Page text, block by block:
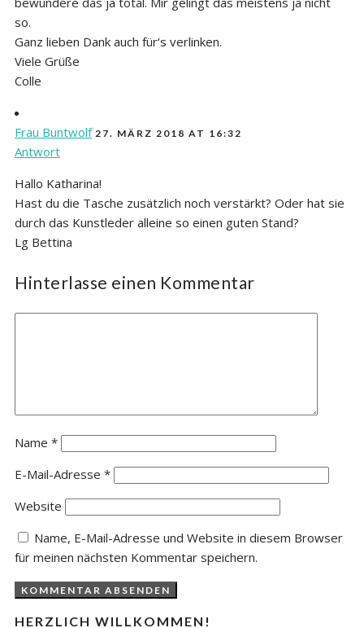
so.
Ganz lieben Dank auch für‘s verlinken.
Viele Grüße
Colle
Frau Buntwolf 27. MÄRZ 2018 AT 16:32
Antwort
Hallo Katharina!
Hast du die Tasche zusätzlich noch verstärkt? Oder hat sie
durch das Kunstleder alleine so einen guten Stand?
Lg Bettina
Hinterlasse einen Kommentar
Name *
E-Mail-Adresse *
Website
Name, E-Mail-Adresse und Website in diesem Browser
für meinen nächsten Kommentar speichern.
HERZLICH WILLKOMMEN!